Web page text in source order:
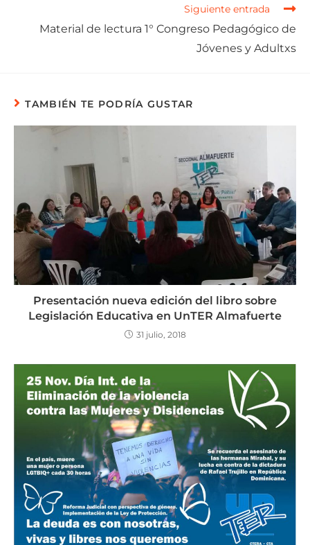
Siguiente entrada
Material de lectura 1° Congreso Pedagógico de
Jóvenes y Adultxs
TAMBIÉN TE PODRÍA GUSTAR
Presentación nueva edición del libro sobre
Legislación Educativa en UnTER Almafuerte
31 julio, 2018